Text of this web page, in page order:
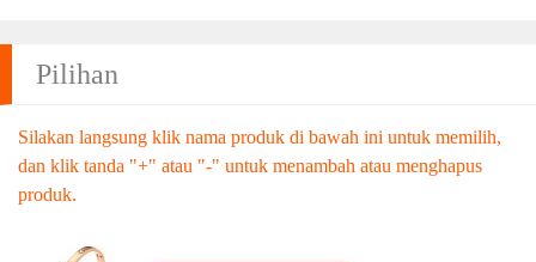
Pilihan
Silakan langsung klik nama produk di bawah ini untuk memilih,
dan klik tanda "+" atau "-" untuk menambah atau menghapus
produk.